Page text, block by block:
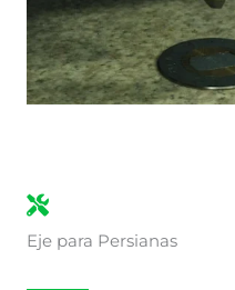
Eje para Persianas